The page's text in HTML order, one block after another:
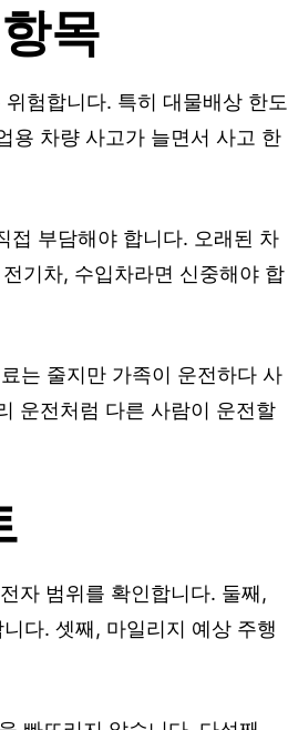
목
험합니다. 특히 대물배상 한도
용 차량 사고가 늘면서 사고 한
접 부담해야 합니다. 오래된 차
기차, 수입차라면 신중해야 합
는 줄지만 가족이 운전하다 사
운전처럼 다른 사람이 운전할
자 범위를 확인합니다. 둘째,
다. 셋째, 마일리지 예상 주행